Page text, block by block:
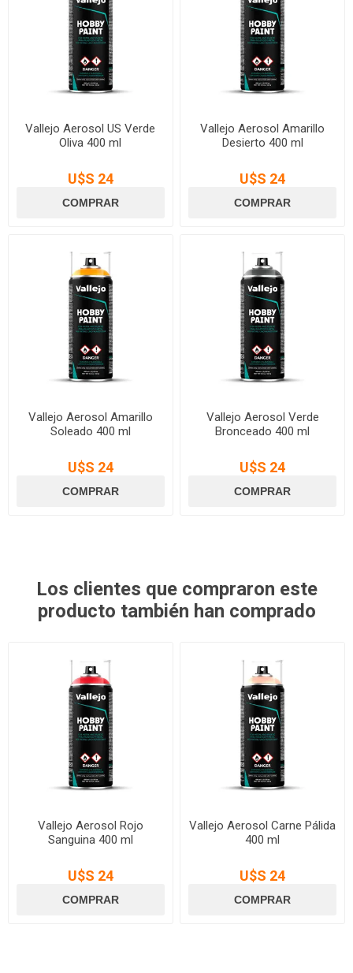
Vallejo Aerosol US Verde
Oliva 400 ml
U$S 24
Vallejo Aerosol Amarillo
Desierto 400 ml
U$S 24
Vallejo Aerosol Amarillo
Soleado 400 ml
U$S 24
Vallejo Aerosol Verde
Bronceado 400 ml
U$S 24
Los clientes que compraron este
producto también han comprado
Vallejo Aerosol Rojo
Sanguina 400 ml
U$S 24
Vallejo Aerosol Carne Pálida
400 ml
U$S 24